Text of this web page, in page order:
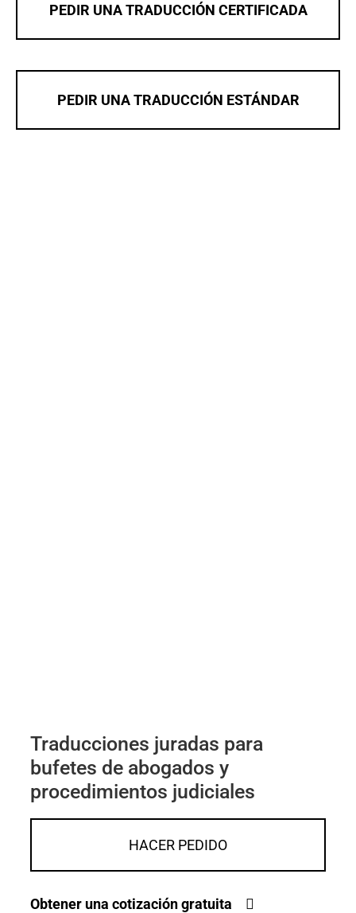
PEDIR UNA TRADUCCIÓN CERTIFICADA
PEDIR UNA TRADUCCIÓN ESTÁNDAR
Traducciones juradas para
bufetes de abogados y
procedimientos judiciales
HACER PEDIDO
Obtener una cotización gratuita